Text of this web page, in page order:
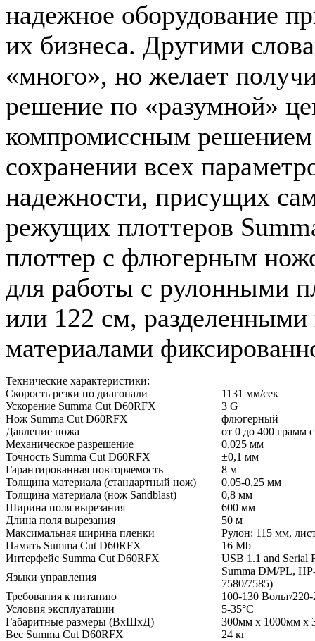
надежное оборудование
их бизнеса. Другими
«много», но желает
решение по «разумной»
компромиссным
сохранении всех
надежности, присущих
режущих плоттеров
плоттер с флюгерным
для работы с рулонными
или 122 см,
материалами
Технические характеристики:
Скорость резки по диагонали
1131 мм/сек
Ускорение Summa Cut D60RFX
3 G
Нож Summa Cut D60RFX
флюгерный
Давление ножа
от 0 до 400 грамм
Механическое разрешение
0,025 мм
Точность Summa Cut D60RFX
±0,1 мм
Гарантированная повторяемость
8 м
Толщина материала (стандартный нож)
0,05-0,25 мм
Толщина материала (нож Sandblast)
0,8 мм
Ширина поля вырезания
600 мм
Длина поля вырезания
50 м
Максимальная ширина пленки
Рулон: 115 мм,
Память Summa Cut D60RFX
16 Mb
Интерфейс Summa Cut D60RFX
USB 1.1 and Serial
Языки управления
Summa DM/PL,
7580/7585)
Требования к питанию
100-130 Вольт/
Условия эксплуатации
5-35°C
Габаритные размеры (ВхШхД)
300мм x 1000мм x
Вес Summa Cut D60RFX
24 кг